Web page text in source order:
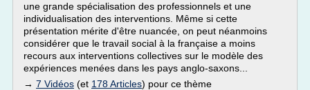
une grande spécialisation des professionnels et une
individualisation des interventions. Même si cette
présentation mérite d'être nuancée, on peut néanmoins
considérer que le travail social à la française a moins
recours aux interventions collectives sur le modèle des
expériences menées dans les pays anglo-saxons...
→ 7 Vidéos (et 178 Articles) pour ce thème